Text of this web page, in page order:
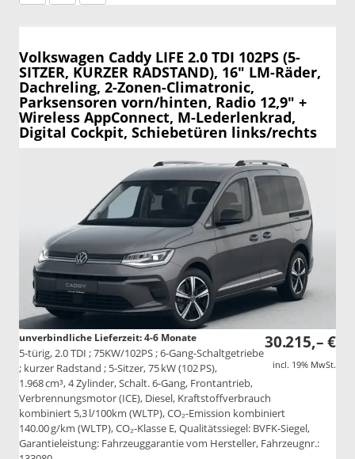
Volkswagen Caddy LIFE 2.0 TDI 102PS (5-
SITZER, KURZER RADSTAND), 16" LM-Räder,
Dachreling, 2-Zonen-Climatronic,
Parksensoren vorn/hinten, Radio 12,9" +
Wireless AppConnect, M-Lederlenkrad,
Digital Cockpit, Schiebetüren links/rechts
30.215,– €
incl. 19% MwSt.
unverbindliche Lieferzeit: 4-6 Monate
5-türig, 2.0 TDI ; 75KW/102PS ; 6-Gang-Schaltgetriebe
; kurzer Radstand ; 5-Sitzer, 75 kW (102 PS),
1.968 cm³, 4 Zylinder, Schalt. 6-Gang, Frontantrieb,
Verbrennungsmotor (ICE), Diesel, Kraftstoffverbrauch
kombiniert 5,3 l/100km (WLTP), CO₂-Emission kombiniert
140.00 g/km (WLTP), CO₂-Klasse E, Qualitätssiegel: BVFK-Siegel,
Garantieleistung: Fahrzeuggarantie vom Hersteller, Fahrzeugnr.: